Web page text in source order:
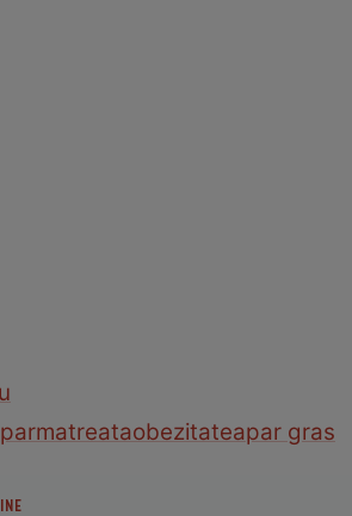
matreataobezitateapar gras